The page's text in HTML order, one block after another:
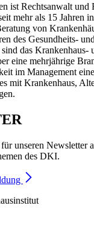
ist Rechtsanwalt und
mehr als 15 Jahren
von
des Gesundheits-
das Krankenhaus-
eine mehrjährige
im Management
mit Krankenhaus,
unseren Newsletter
des DKI.